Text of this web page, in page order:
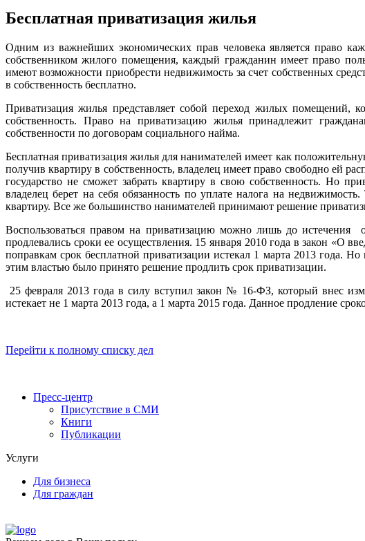
Бесплатная приватизация жилья
Одним из важнейших экономических прав человека является право
собственником жилого помещения, каждый гражданин имеет право
имеют возможности приобрести недвижимость за счет собственных
в собственность бесплатно.
Приватизация жилья представляет собой переход жилых помещений,
собственность. Право на приватизацию жилья принадлежит
собственности по договорам социального найма.
Бесплатная приватизация жилья для нанимателей имеет как
получив квартиру в собственность, владелец имеет право свободно ей
государство не сможет забрать квартиру в свою собственность. Но
владелец берет на себя обязанность по уплате налога на
квартиру. Все же большинство нанимателей принимают решение
Воспользоваться правом на приватизацию можно лишь до истечения
продлевались сроки ее осуществления. 15 января 2010 года в закон
поправкам срок бесплатной приватизации истекал 1 марта 2013 года.
этим властью было принято решение продлить срок приватизации.
25 февраля 2013 года в силу вступил закон № 16-ФЗ, который внес
истекает не 1 марта 2013 года, а 1 марта 2015 года. Данное продление
Перейти к полному списку дел
Пресс-центр
Присутствие в СМИ
Книги
Публикации
Услуги
Для бизнеса
Для граждан